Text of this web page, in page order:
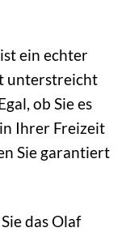
ein echter
unterstreicht
ob Sie es
Ihrer Freizeit
Sie garantiert
das Olaf